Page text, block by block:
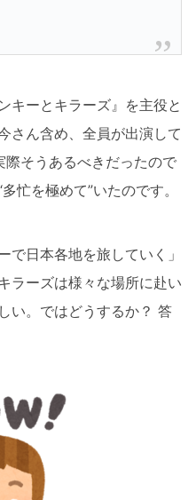
キーとキラーズ』を主役と
さん含め、全員が出演して
そうあるべきだったので
忙を極めて”いたのです。
で日本各地を旅していく」
ラーズは様々な場所に赴い
い。ではどうするか？ 答